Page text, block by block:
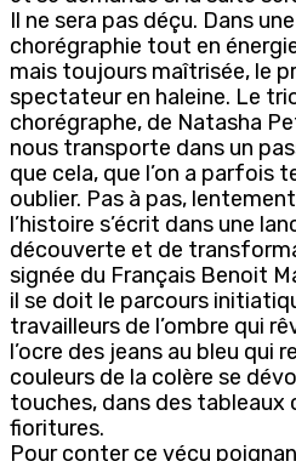
Il ne sera pas déçu. Dans
chorégraphie tout en
mais toujours maîtrisée, le
spectateur en haleine. Le
chorégraphe, de Natasha
nous transporte dans un
que cela, que l’on a parfois
oublier. Pas à pas,
l’histoire s’écrit dans une
découverte et de
signée du Français Benoit
il se doit le parcours
travailleurs de l’ombre qui
l’ocre des jeans au bleu qui
couleurs de la colère se
touches, dans des tableaux
fioritures.
Pour conter ce vécu